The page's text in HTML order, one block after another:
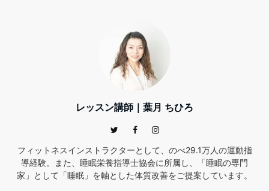
レッスン講師｜葉月 ちひろ
フィットネスインストラクターとして、のべ29.1万人の運動指
導経験。また、睡眠栄養指導士協会に所属し、「睡眠の専門
家」として「睡眠」を軸とした体質改善をご提案しています。